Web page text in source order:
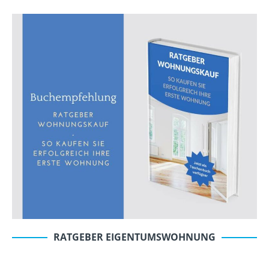
RATGEBER EIGENTUMSWOHNUNG